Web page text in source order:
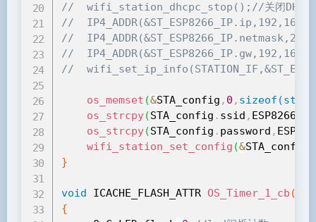
//	wifi_station_dhcpc_stop();//关闭DHCP
//
//
//
//
os_memset (&STA_config , 0 , sizeof (
os_strcpy(STA_config . ssid ,
os_strcpy(STA_config . password ,
wifi_station_set_config (&STA_config
}
void ICACHE_FLASH_ATTR OS_Timer_1_cb (
{